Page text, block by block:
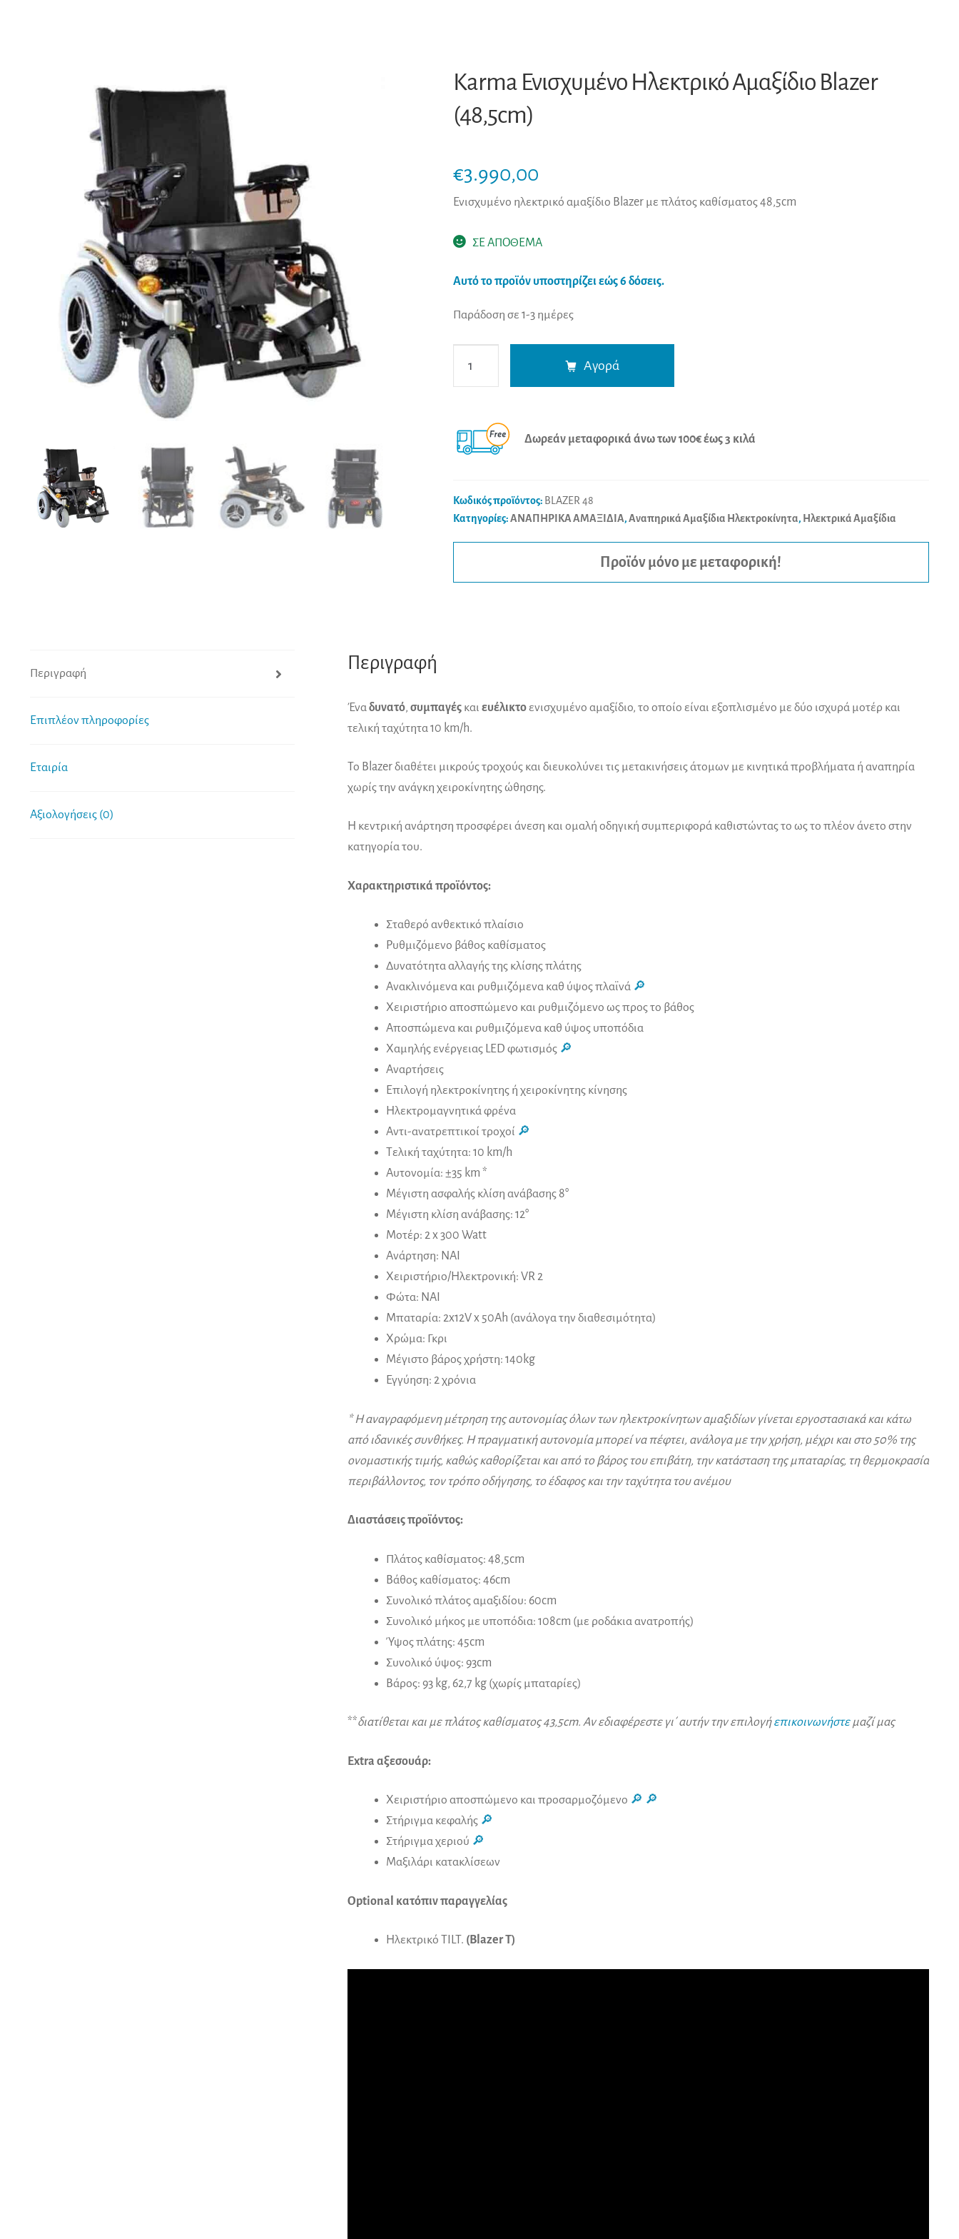
Karma Ενισχυμένο Ηλεκτρικό Αμαξίδιο Blazer
(48,5cm)
€3.990,00
Ενισχυμένο ηλεκτρικό αμαξίδιο Blazer με πλάτος καθίσματος 48,5cm
ΣΕ ΑΠΟΘΕΜΑ
Αυτό το προϊόν υποστηρίζει εώς 6 δόσεις.
Παράδοση σε 1-3 ημέρες
Ενισχυμένο
Blazer
(48,5cm)
Αγορά
r
i
v
e
:
Δωρεάν μεταφορικά άνω των 100€ έως 3 κιλά
Κωδικός προϊόντος: BLAZER 48
Κατηγορίες:ΑΝΑΠΗΡΙΚΑ ΑΜΑΞΙΔΙΑ,Αναπηρικά Αμαξίδια Ηλεκτροκίνητα, Ηλεκτρικά Αμαξίδια
Προϊόν μόνο με μεταφορική!
Περιγραφή
Επιπλέον πληροφορίες
Εταιρία
Αξιολογήσεις (0)
Περιγραφή
Ένα δυνατό, συμπαγέςκαι ευέλικτοενισχυμένο αμαξίδιο, το οποίο είναι εξοπλισμένο με δύο ισχυρά μοτέρ και
τελική ταχύτητα 10 km/h.
Το Blazer διαθέτει μικρούς τροχούς και διευκολύνει τις μετακινήσεις άτομων με κινητικά προβλήματα ή αναπηρία
χωρίς την ανάγκη χειροκίνητης ώθησης.
Η κεντρική ανάρτηση προσφέρει άνεση και ομαλή οδηγική συμπεριφορά καθιστώντας το ως το πλέον άνετο στην
κατηγορία του.
Χαρακτηριστικά προϊόντος:
Σταθερό ανθεκτικό πλαίσιο
Ρυθμιζόμενο βάθος καθίσματος
Δυνατότητα αλλαγής της κλίσης πλάτης
Ανακλινόμενα και ρυθμιζόμενα καθ ύψος πλαϊνά 🔎
Χειριστήριο αποσπώμενο και ρυθμιζόμενο ως προς το βάθος
Αποσπώμενα και ρυθμιζόμενα καθ ύψος υποπόδια
Χαμηλής ενέργειας LED φωτισμός 🔎
Αναρτήσεις
Επιλογή ηλεκτροκίνητης ή χειροκίνητης κίνησης
Ηλεκτρομαγνητικά φρένα
Αντι-ανατρεπτικοί τροχοί 🔎
Τελική ταχύτητα: 10 km/h
Αυτονομία: ±35 km *
Μέγιστη ασφαλής κλίση ανάβασης 8°
Μέγιστη κλίση ανάβασης: 12°
Μοτέρ: 2 x 300 Watt
Ανάρτηση: ΝΑΙ
Χειριστήριο/Ηλεκτρονική: VR 2
Φώτα: ΝΑΙ
Μπαταρία: 2x12V x 50Ah (ανάλογα την διαθεσιμότητα)
Χρώμα: Γκρι
Μέγιστο βάρος χρήστη: 140kg
Εγγύηση: 2 χρόνια
* Η αναγραφόμενη μέτρηση της αυτονομίας όλων των ηλεκτροκίνητων αμαξιδίων γίνεται εργοστασιακά και κάτω
από ιδανικές συνθήκες. Η πραγματική αυτονομία μπορεί να πέφτει, ανάλογα με την χρήση, μέχρι και στο 50% της
ονομαστικής τιμής, καθώς καθορίζεται και από το βάρος του επιβάτη, την κατάσταση της μπαταρίας, τη θερμοκρασία
περιβάλλοντος, τον τρόπο οδήγησης, το έδαφος και την ταχύτητα του ανέμου
Διαστάσεις προϊόντος:
Πλάτος καθίσματος: 48,5cm
Βάθος καθίσματος: 46cm
Συνολικό πλάτος αμαξιδίου: 60cm
Συνολικό μήκος με υποπόδια: 108cm (με ροδάκια ανατροπής)
Ύψος πλάτης: 45cm
Συνολικό ύψος: 93cm
Βάρος: 93 kg, 62,7 kg (χωρίς μπαταρίες)
**διατίθεται και με πλάτος καθίσματος 43,5cm. Αν εδιαφέρεστε γι΄ αυτήν την επιλογήεπικοινωνήστεμαζί μας
Extra αξεσουάρ:
Χειριστήριο αποσπώμενο και προσαρμοζόμενο 🔎 🔎
Στήριγμα κεφαλής 🔎
Στήριγμα χεριού 🔎
Μαξιλάρι κατακλίσεων
Optional κατόπιν παραγγελίας
Ηλεκτρικό TILT. (Blazer T)